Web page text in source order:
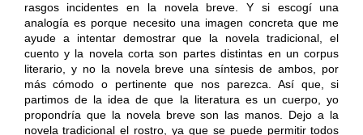
rasgos incidentes en la novela breve. Y si escogí una
analogía es porque necesito una imagen concreta que me
ayude a intentar demostrar que la novela tradicional, el
cuento y la novela corta son partes distintas en un corpus
literario, y no la novela breve una síntesis de ambos, por
más cómodo o pertinente que nos parezca. Así que, si
partimos de la idea de que la literatura es un cuerpo, yo
propondría que la novela breve son las manos. Dejo a la
novela tradicional el rostro, ya que se puede permitir todos